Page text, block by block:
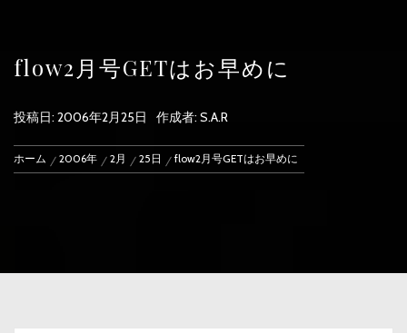
flow2月号GETはお早めに
投稿日: 2006年2月25日 作成者: S.A.R
ホーム 2006年 2月 25日 flow2月号GETはお早めに